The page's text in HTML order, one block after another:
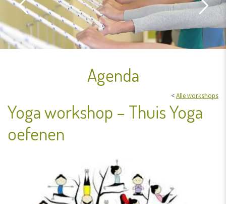
Agenda
< Alle workshops
Yoga workshop – Thuis Yoga
oefenen